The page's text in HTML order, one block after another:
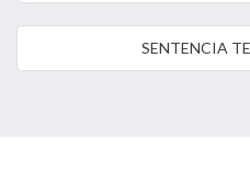
SENTENCIA